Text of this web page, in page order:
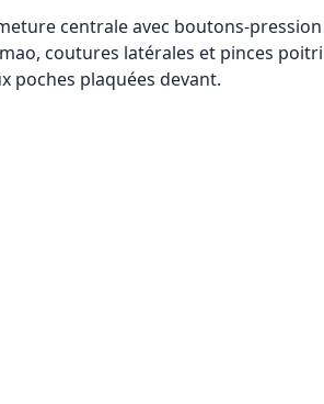
centrale avec boutons-pression
coutures latérales et pinces
poches plaquées devant.